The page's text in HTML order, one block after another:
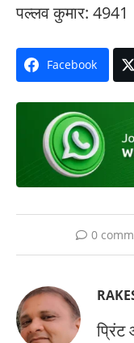
पल्लव कुमार: 4941
Facebook
0
प्रिंट